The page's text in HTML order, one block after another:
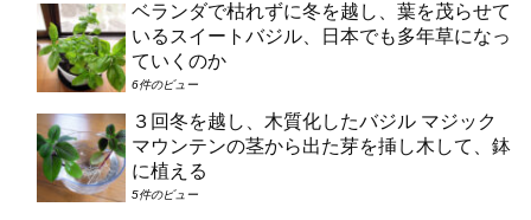
ベランダで枯れずに冬を越し、葉を茂らせて
いるスイートバジル、日本でも多年草になっ
ていくのか
6件のビュー
３回冬を越し、木質化したバジル マジック
マウンテンの茎から出た芽を挿し木して、鉢
に植える
5件のビュー